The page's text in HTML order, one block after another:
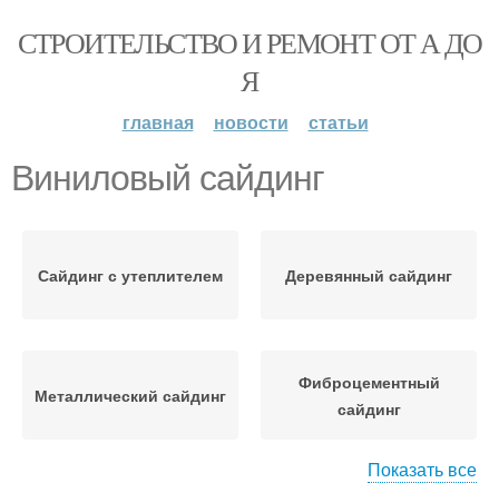
СТРОИТЕЛЬСТВО И РЕМОНТ ОТ А ДО
Я
главная новости статьи
Виниловый сайдинг
Сайдинг с утеплителем Деревянный сайдинг
Металлический сайдинг
Фиброцементный
сайдинг
Показать все